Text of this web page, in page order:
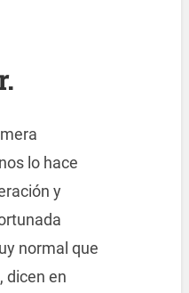
lo hace
y
normal que
dicen en